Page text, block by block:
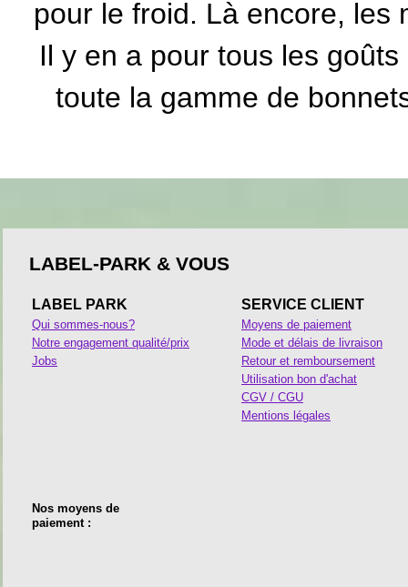
pour le froid. Là encore, les
Il y en a pour tous les
toute la gamme de
LABEL-PARK & VOUS
LABEL PARK
Qui sommes-nous?
Notre engagement qualité/prix
Jobs
SERVICE CLIENT
Moyens de paiement
Mode et délais de livraison
Retour et remboursement
Utilisation bon d'achat
CGV / CGU
Mentions légales
Nos moyens de
paiement :